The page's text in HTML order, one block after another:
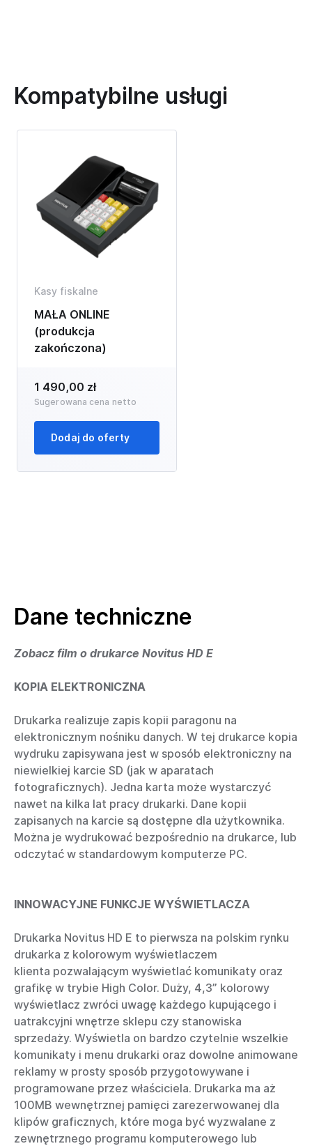
Kompatybilne usługi
Kasy fiskalne
MAŁA ONLINE
(produkcja
zakończona)
1 490,00 zł
Sugerowana cena netto
Dodaj do oferty
Dane techniczne
Zobacz film o drukarce Novitus HD E
KOPIA ELEKTRONICZNA
Drukarka realizuje zapis kopii paragonu na
elektronicznym nośniku danych. W tej drukarce kopia
wydruku zapisywana jest w sposób elektroniczny na
niewielkiej karcie SD (jak w aparatach
fotograficznych). Jedna karta może wystarczyć
nawet na kilka lat pracy drukarki. Dane kopii
zapisanych na karcie są dostępne dla użytkownika.
Można je wydrukować bezpośrednio na drukarce, lub
odczytać w standardowym komputerze PC.
INNOWACYJNE FUNKCJE WYŚWIETLACZA
Drukarka Novitus HD E to pierwsza na polskim rynku
drukarka z kolorowym wyświetlaczem
klienta pozwalającym wyświetlać komunikaty oraz
grafikę w trybie High Color. Duży, 4,3” kolorowy
wyświetlacz zwróci uwagę każdego kupującego i
uatrakcyjni wnętrze sklepu czy stanowiska
sprzedaży. Wyświetla on bardzo czytelnie wszelkie
komunikaty i menu drukarki oraz dowolne animowane
reklamy w prosty sposób przygotowywane i
programowane przez właściciela. Drukarka ma aż
100MB wewnętrznej pamięci zarezerwowanej dla
klipów graficznych, które moga być wyzwalane z
zewnętrznego programu komputerowego lub